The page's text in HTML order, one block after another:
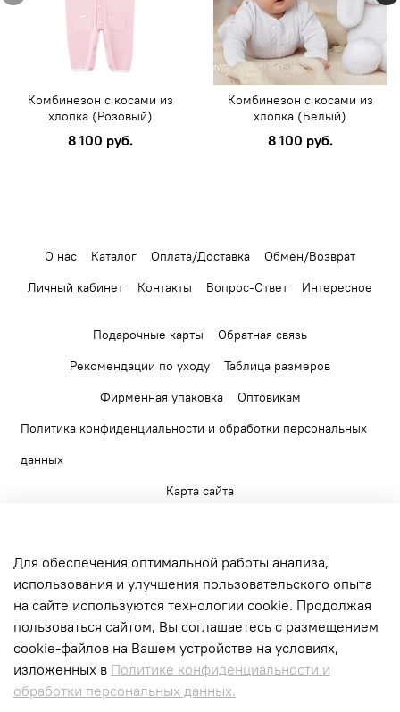
Комбинезон с косами из
хлопка (Розовый)
8 100 руб.
Комбинезон с косами из
хлопка (Белый)
8 100 руб.
О нас Каталог Оплата/Доставка
Обмен/Возврат
Личный кабинет
Контакты Вопрос-Ответ Интересное
Подарочные карты
Обратная связь
Рекомендации по уходу
Таблица размеров
Фирменная упаковка
Оптовикам
Политика конфиденциальности и обработки персональных
данных
Карта сайта
+7 903 520 56 65
г. Москва, Верейская ул., д.17. БЦ Верейская
Плаза II
Для обеспечения оптимальной работы анализа,
использования и улучшения пользовательского опыта
на сайте используются технологии cookie. Продолжая
пользоваться сайтом, Вы соглашаетесь с размещением
cookie-файлов на Вашем устройстве на условиях,
изложенных в Политике конфиденциальности и
обработки персональных данных.